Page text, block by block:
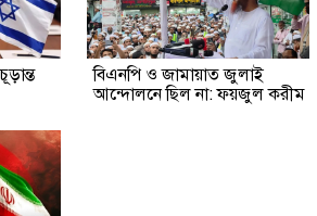
বিএনপি ও জামায়াত জুলাই
আন্দোলনে ছিল না: ফয়জুল করীম